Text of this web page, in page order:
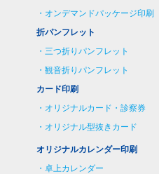
オンデマンドパッケージ印刷
折パンフレット
三つ折りパンフレット
観音折りパンフレット
カード印刷
オリジナルカード・診察券
オリジナル型抜きカード
オリジナルカレンダー印刷
卓上カレンダー